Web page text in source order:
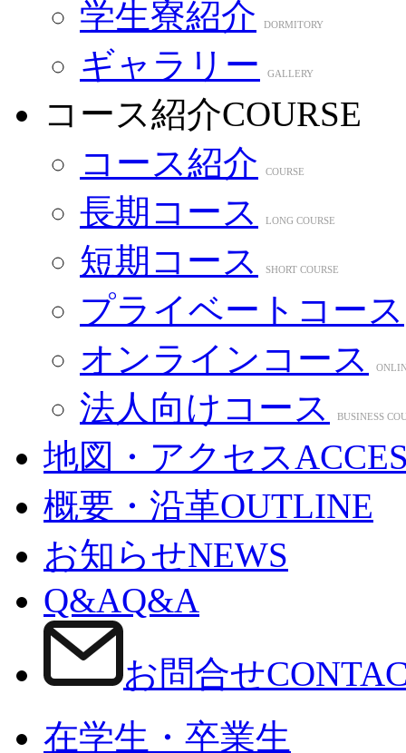
学生寮紹介 DORMITORY
ギャラリー GALLERY
コース紹介COURSE
コース紹介
COURSE
長期コース LONG COURSE
短期コース SHORT COURSE
プライベートコース
オンラインコース
法人向けコース BUSINESS
地図・アクセス
概要・沿革OUTLINE
お知らせNEWS
Q&AQ&A
お問合せ
在学生・卒業生